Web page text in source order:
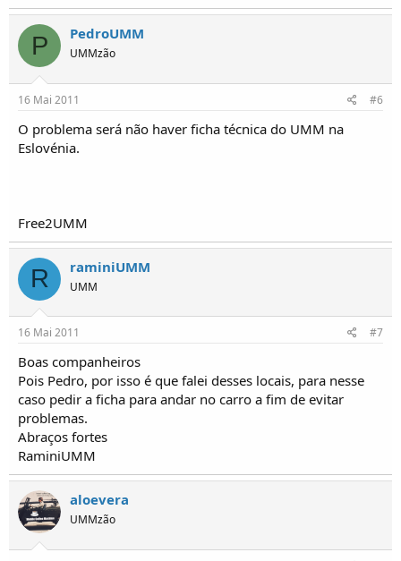
P PedroUMM
UMMzão
16 Mai 2011 #6
O problema será não haver ficha técnica do UMM na
Eslovénia.
Free2UMM
R raminiUMM
UMM
16 Mai 2011 #7
Boas companheiros
Pois Pedro, por isso é que falei desses locais, para nesse
caso pedir a ficha para andar no carro a fim de evitar
problemas.
Abraços fortes
RaminiUMM
aloevera
UMMzão